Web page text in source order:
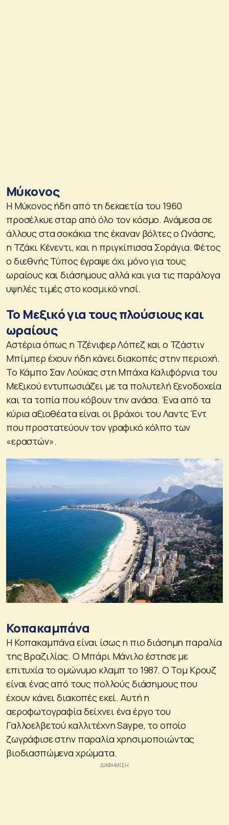
Μύκονος
Η Μύκονος ήδη από τη δεκαετία του 1960
προσέλκυε σταρ από όλο τον κόσμο. Ανάμεσα σε
άλλους στα σοκάκια της έκαναν βόλτες ο Ωνάσης,
η Τζάκι Κένεντι, και η πριγκίπισσα Σοράγια. Φέτος
ο διεθνής Τύπος έγραψε όχι μόνο για τους
ωραίους και διάσημους αλλά και για τις παράλογα
υψηλές τιμές στο κοσμικό νησί.
Το Μεξικό για τους πλούσιους και
ωραίους
Αστέρια όπως η Τζένιφερ Λόπεζ και ο Τζάστιν
Μπίμπερ έχουν ήδη κάνει διακοπές στην περιοχή.
Το Κάμπο Σαν Λούκας στη Μπάχα Καλιφόρνια του
Μεξικού εντυπωσιάζει με τα πολυτελή ξενοδοχεία
και τα τοπία που κόβουν την ανάσα. Ένα από τα
κύρια αξιοθέατα είναι οι βράχοι του Λαντς Έντ
που προστατεύουν τον γραφικό κόλπο των
«εραστών».
Κοπακαμπάνα
Η Κοπακαμπάνα είναι ίσως η πιο διάσημη παραλία
της Βραζιλίας. Ο Μπάρι Μάνιλο έστησε με
επιτυχία το ομώνυμο κλαμπ το 1987. Ο Τομ Κρουζ
είναι ένας από τους πολλούς διάσημους που
έχουν κάνει διακοπές εκεί. Αυτή η
αεροφωτογραφία δείχνει ένα έργο του
Γαλλοελβετού καλλιτέχνη Saype, το οποίο
ζωγράφισε στην παραλία χρησιμοποιώντας
βιοδιασπώμενα χρώματα.